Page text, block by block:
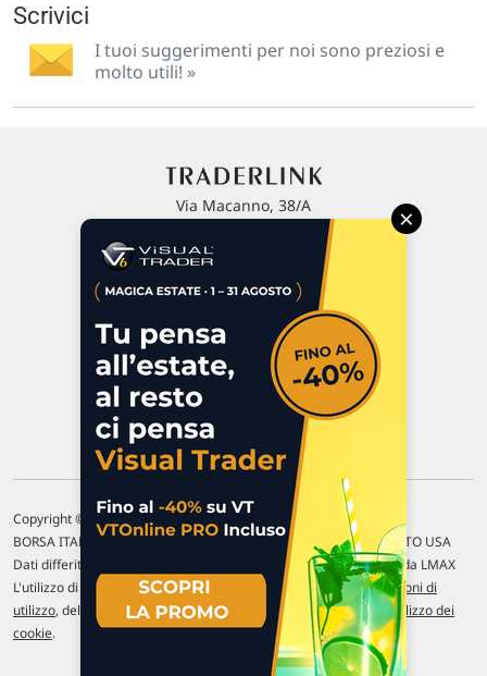
Scrivici
I tuoi suggerimenti per noi sono preziosi e
molto utili! »
Via Macanno, 38/A
P.IVA 02 452 460 401
Commenti e segnalazioni
Contattaci
Copyright © 1996-2026 Traderlink Italia s.r.l.
BORSA ITALIANA Quotazioni di borsa differite di 15 min. / MERCATO USA
Dati differiti di 15 min. (fonte Intrinio) / FOREX Quotazioni fornite da LMAX
L'utilizzo di questo sito implica l'accettazione delle nostre Condizioni di
utilizzo, del Disclaimer MAR, dellePolitiche sulla privacye dell' Utilizzo dei
cookie.
×